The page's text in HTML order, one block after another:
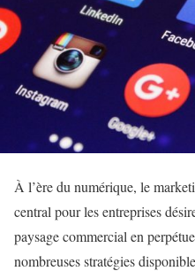
À l’ère du numérique, le
central pour les entreprises
paysage commercial en
nombreuses stratégies